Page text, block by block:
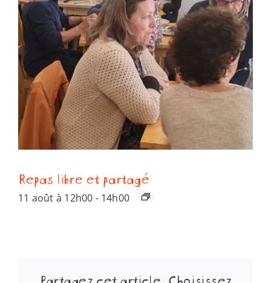
Repas libre et partagé
11 août à 12h00 - 14h00
Partagez cet article, Choisissez